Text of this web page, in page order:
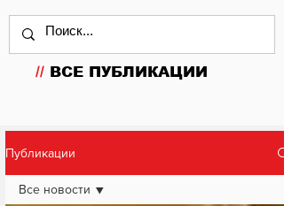
// ВСЕ ПУБЛИКАЦИИ
Публикации
Все новости